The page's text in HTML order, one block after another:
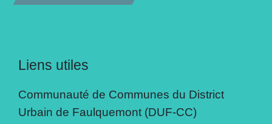
Liens utiles
Communauté de Communes du District
Urbain de Faulquemont (DUF-CC)